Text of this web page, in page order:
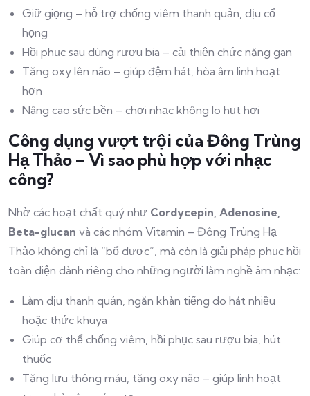
Giữ giọng – hỗ trợ chống viêm thanh quản, dịu cổ
họng
Hồi phục sau dùng rượu bia – cải thiện chức năng gan
Tăng oxy lên não – giúp đệm hát, hòa âm linh hoạt
hơn
Nâng cao sức bền – chơi nhạc không lo hụt hơi
Công dụng vượt trội của Đông Trùng
Hạ Thảo – Vì sao phù hợp với nhạc
công?
Nhờ các hoạt chất quý như Cordycepin, Adenosine,
Beta-glucan và các nhóm Vitamin – Đông Trùng Hạ
Thảo không chỉ là “bổ dược”, mà còn là giải pháp phục hồi
toàn diện dành riêng cho những người làm nghề âm nhạc:
Làm dịu thanh quản, ngăn khàn tiếng do hát nhiều
hoặc thức khuya
Giúp cơ thể chống viêm, hồi phục sau rượu bia, hút
thuốc
Tăng lưu thông máu, tăng oxy não – giúp linh hoạt